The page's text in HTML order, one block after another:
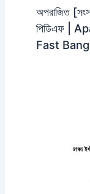
অপরাজিত
পিডিএফ |
Fast